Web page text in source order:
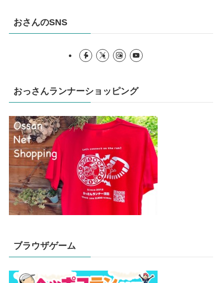
おさんのSNS
おっさんランナーショッピング
ブラウザゲーム